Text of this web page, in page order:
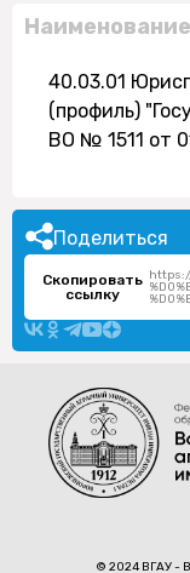
40.03.01
(профиль)
ВО № 1511 от
Поделиться
Скопировать
ссылку
© 2024 ВГАУ -